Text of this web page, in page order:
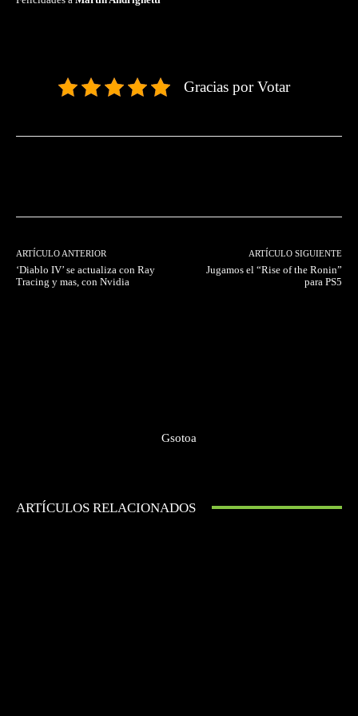
Gracias por Votar
ARTÍCULO ANTERIOR
‘Diablo IV’ se actualiza con Ray
Tracing y mas, con Nvidia
ARTÍCULO SIGUIENTE
Jugamos el “Rise of the Ronin”
para PS5
Gsotoa
ARTÍCULOS RELACIONADOS